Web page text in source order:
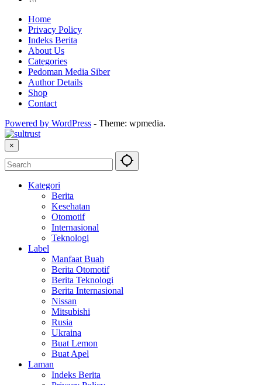
Home
Privacy Policy
Indeks Berita
About Us
Categories
Pedoman Media Siber
Author Details
Shop
Contact
Powered by WordPress - Theme: wpmedia.
×
Kategori
Berita
Kesehatan
Otomotif
Internasional
Teknologi
Label
Manfaat Buah
Berita Otomotif
Berita Teknologi
Berita Internasional
Nissan
Mitsubishi
Rusia
Ukraina
Buat Lemon
Buat Apel
Laman
Indeks Berita